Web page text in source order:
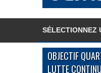
OBJECTIF
LUTTE